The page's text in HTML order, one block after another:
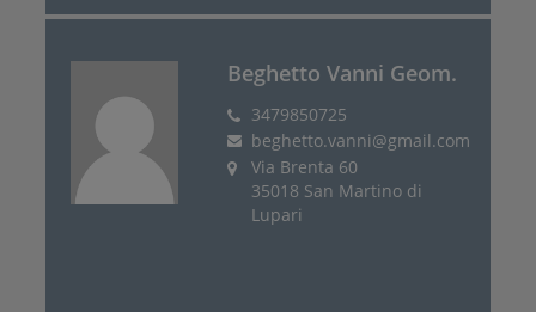
Beghetto Vanni Geom.
3479850725
beghetto.vanni@gmail.com
Via Brenta 60
35018 San Martino di
Lupari